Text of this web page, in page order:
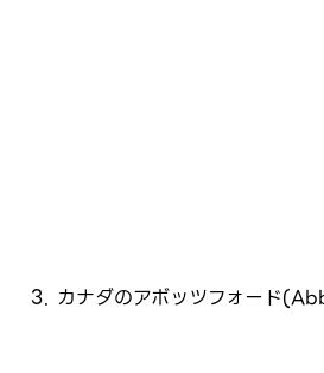
カナダのアボッツフォード